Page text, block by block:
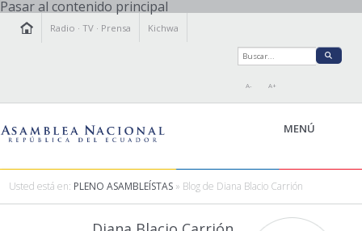
Pasar al contenido principal
Radio ·TV · Prensa Kichwa
A- A+
MENÚ
Usted está en: PLENO ASAMBLEÍSTAS » Blog de Diana Blacio Carrión